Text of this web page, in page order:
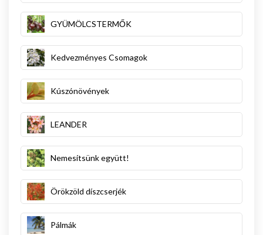
GYÜMÖLCSTERMŐK
Kedvezményes Csomagok
Kúszónövények
LEANDER
Nemesítsünk együtt!
Örökzöld díszcserjék
Pálmák